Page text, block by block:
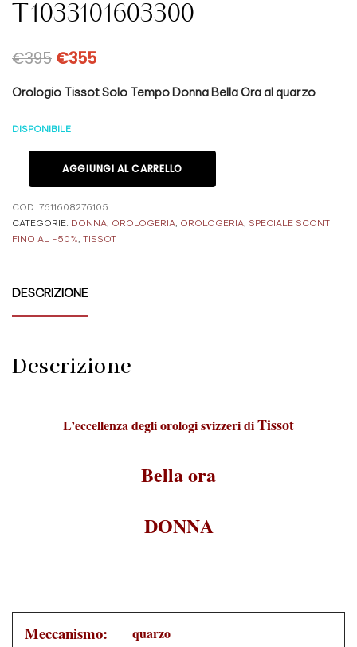
T1033101603300
€395 €355
Orologio Tissot Solo Tempo Donna Bella Ora al quarzo
DISPONIBILE
AGGIUNGI AL CARRELLO
COD: 7611608276105
CATEGORIE: DONNA OROLOGERIA OROLOGERIA SPECIALE SCONTI
FINO AL -50% TISSOT
DESCRIZIONE
Descrizione
L’eccellenza degli orologi svizzeri diTissot
Bella ora
DONNA
Meccanismo: quarzo